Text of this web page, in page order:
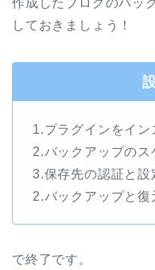
作成したブログのバッ
しておきましょう！
1.プラグインをイン
2.バックアップのス
3.保存先の認証と設
2.バックアップと復
で終了です。